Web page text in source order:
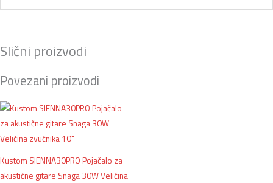
Slični proizvodi
Povezani proizvodi
Kustom SIENNA30PRO Pojačalo za
akustične gitare Snaga 30W Veličina